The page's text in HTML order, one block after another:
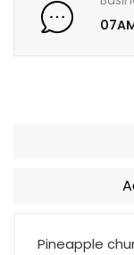
Pineapple